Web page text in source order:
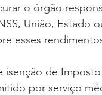
o órgão
União, Estado
esses
isenção de
por serviço